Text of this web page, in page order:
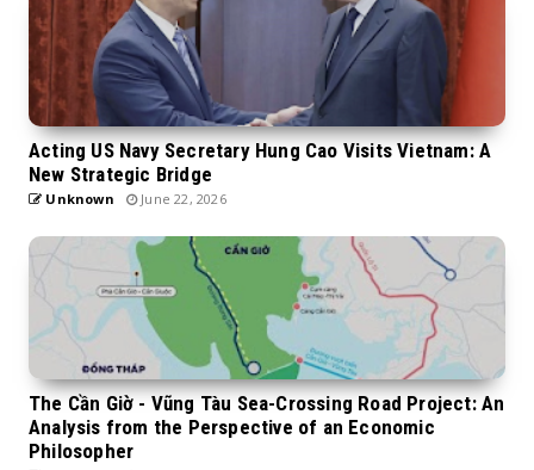
Acting US Navy Secretary Hung Cao Visits Vietnam: A
New Strategic Bridge
Unknown June 22, 2026
The Cần Giờ - Vũng Tàu Sea-Crossing Road Project: An
Analysis from the Perspective of an Economic
Philosopher